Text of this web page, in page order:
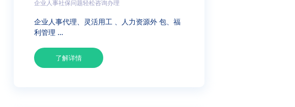
企业人事社保问题轻松咨询办理
企业人事代理、灵活用工 、人力资源外 包、福
利管理 …
了解详情